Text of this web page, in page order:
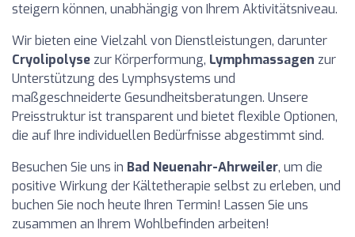
steigern können, unabhängig von Ihrem Aktivitätsniveau.
Wir bieten eine Vielzahl von Dienstleistungen, darunter
Cryolipolyse zur Körperformung, Lymphmassagen zur
Unterstützung des Lymphsystems und
maßgeschneiderte Gesundheitsberatungen. Unsere
Preisstruktur ist transparent und bietet flexible Optionen,
die auf Ihre individuellen Bedürfnisse abgestimmt sind.
Besuchen Sie uns in Bad Neuenahr-Ahrweiler, um die
positive Wirkung der Kältetherapie selbst zu erleben, und
buchen Sie noch heute Ihren Termin! Lassen Sie uns
zusammen an Ihrem Wohlbefinden arbeiten!